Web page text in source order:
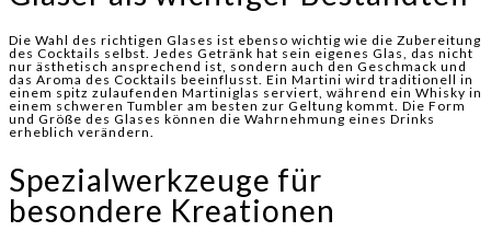
Die Wahl des richtigen Glases ist ebenso wichtig wie die Zubereitung
des Cocktails selbst. Jedes Getränk hat sein eigenes Glas, das nicht
nur ästhetisch ansprechend ist, sondern auch den Geschmack und
das Aroma des Cocktails beeinflusst. Ein Martini wird traditionell in
einem spitz zulaufenden Martiniglas serviert, während ein Whisky in
einem schweren Tumbler am besten zur Geltung kommt. Die Form
und Größe des Glases können die Wahrnehmung eines Drinks
erheblich verändern.
Spezialwerkzeuge für
besondere Kreationen